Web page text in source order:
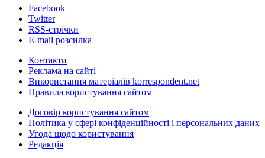
Facebook
Twitter
RSS-стрічки
E-mail розсилка
Контакти
Реклама на сайті
Використання матеріалів korrespondent.net
Правила користування сайтом
Договір користування сайтом
Політика у сфері конфіденційності і персональних даних
Угода щодо користування
Редакція